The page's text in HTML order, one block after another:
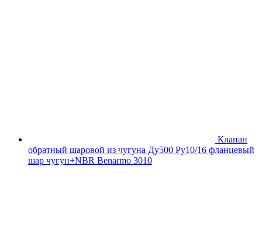
Клапан
обратный шаровой из чугуна Ду500 Ру10/16 фланцевый
шар чугун+NBR Benarmo 3010